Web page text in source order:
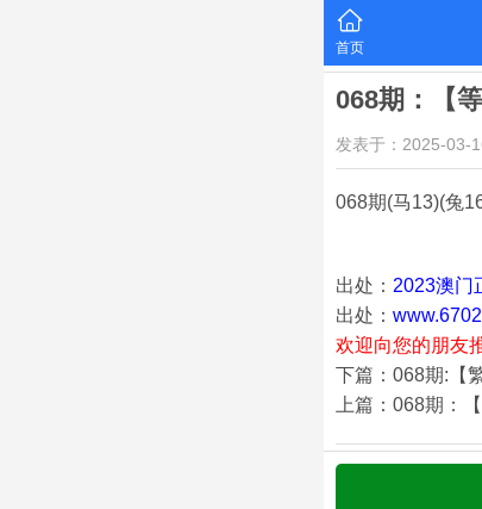
首页
068期：【
发表于：2025-03-
068期(马13)(兔
出处： 2023澳门
出处：
欢迎向您的朋友
下篇：068期:【
上篇：068期：